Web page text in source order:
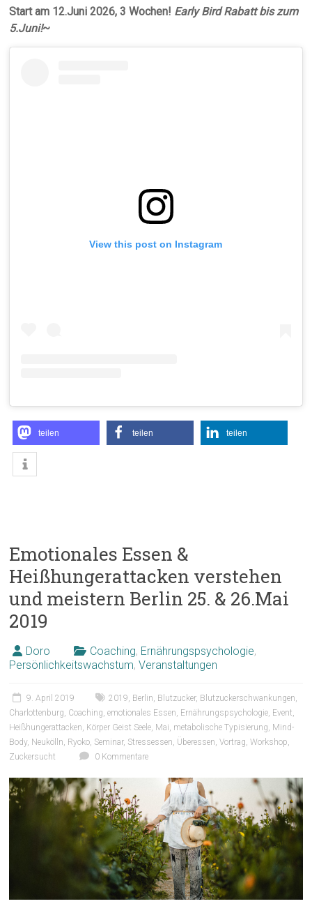
Start am 12.Juni 2026, 3 Wochen! Early Bird Rabatt bis zum
5.Juni!~
View this post on Instagram
teilen teilen teilen
Emotionales Essen &
Heißhungerattacken verstehen
und meistern Berlin 25. & 26.Mai
2019
Doro Coaching, Ernährungspsychologie,
Persönlichkeitswachstum,Veranstaltungen
9. April 2019 2019 Berlin Blutzucker, Blutzuckerschwankungen
Charlottenburg Coaching ,emotionales Essen Ernährungspsychologie Event
Heißhungerattacken Körper Geist Seele Mai metabolische Typisierung Mind-
Body, Neukölln Ryoko Seminar, Stressessen Überessen ,Vortrag ,Workshop
Zuckersucht
0 Kommentare